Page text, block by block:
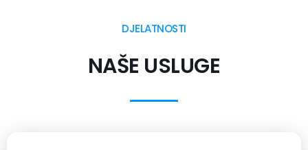
DJELATNOSTI
NAŠE USLUGE